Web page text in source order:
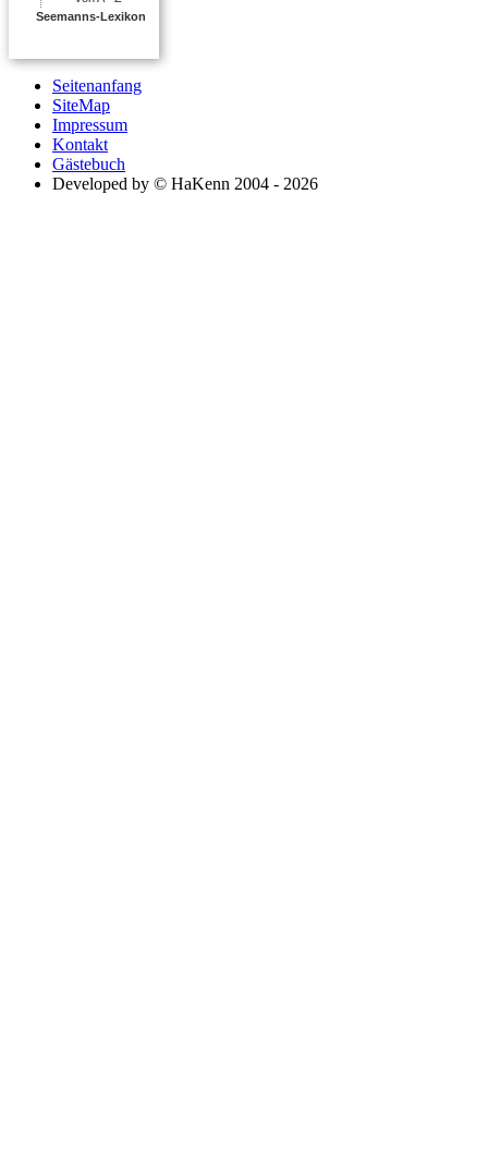
Seemanns-Lexikon
Seitenanfang
SiteMap
Impressum
Kontakt
Gästebuch
Developed by © HaKenn 2004 - 2026